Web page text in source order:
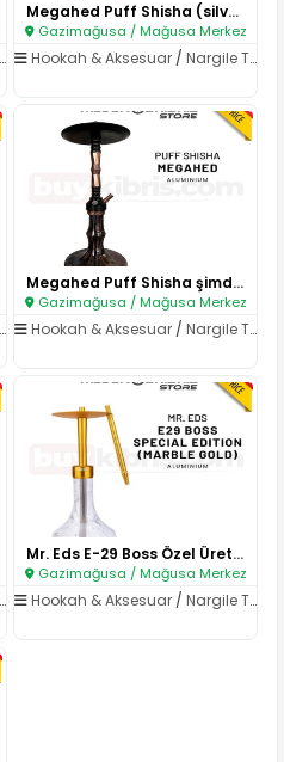
Megahed Puff Shisha (silver,ma..
Gazimağusa / Mağusa Merkez
Hookah & Aksesuar /Nargile Takımları
Megahed Puff Shisha şimdi Mede..
Gazimağusa / Mağusa Merkez
Hookah & Aksesuar /Nargile Takımları
Mr. Eds E-29 Boss Özel Üretim ..
Gazimağusa / Mağusa Merkez
Hookah & Aksesuar /Nargile Takımları